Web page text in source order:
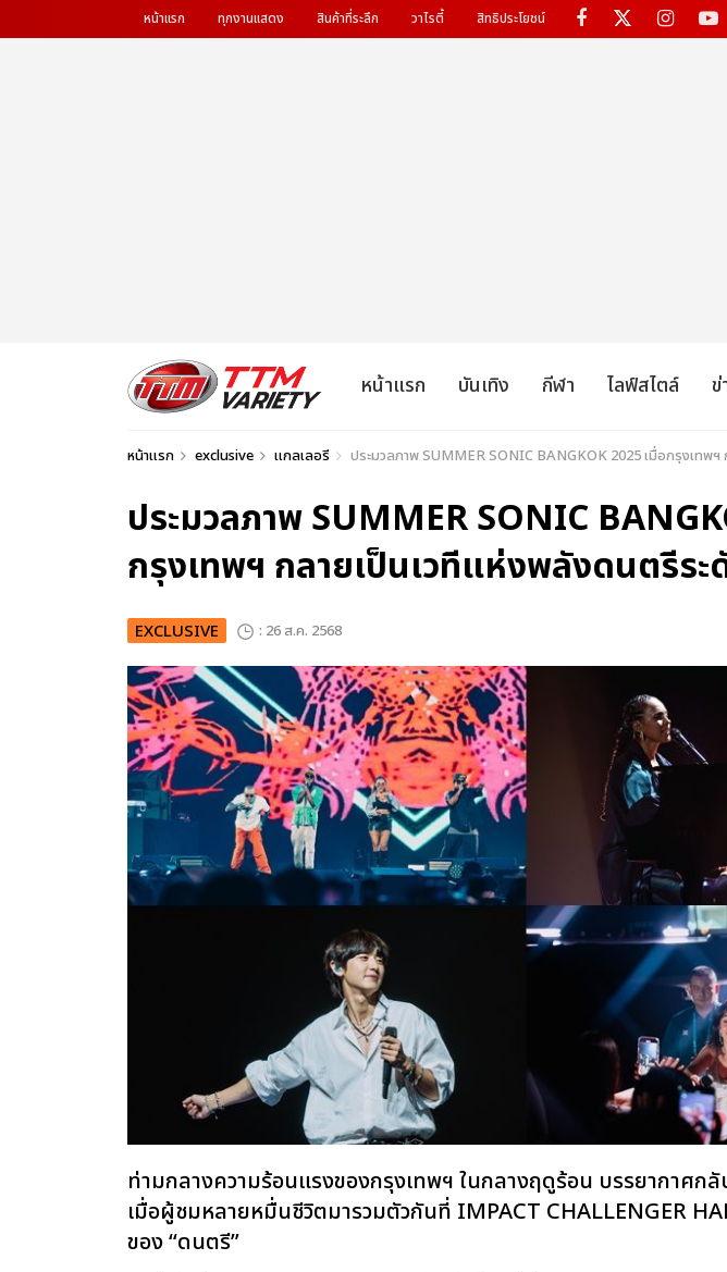
หน้าแรก ทุกงานแสดง สินค้าที่ระลึก วาไรตี้ สิทธิประโยชน์
หน้าแรก บันเทิง กีฬา ไลฟ์สไตล์
หน้าแรก exclusive แกลเลอรี ประมวลภาพ SUMMER SONIC BANGKOK 2025 เมื่อกรุงเทพ
ประมวลภาพ SUMMER SONIC
กรุงเทพฯ กลายเป็นเวทีแห่งพลังดนตรีระ
EXCLUSIVE : 26 ส.ค. 2568
ท่ามกลางความร้อนแรงของกรุงเทพฯ ในกลางฤดูร้อน บรรยากาศก
เมื่อผู้ชมหลายหมื่นชีวิตมารวมตัวกันที่ IMPACT CHALLENGER
ของ “ดนตรี”